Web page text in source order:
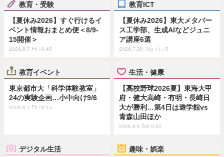
教育・受験
【夏休み2026】すぐ行けるイ
ベント情報おまとめ便＜8/9-
15開催＞
2026.8.7 Fri 19:45
教育ICT
【夏休み2026】東大メタバー
ス工学部、生成AIなどジュニ
ア講座6選
2026.7.30 Thu 11:15
教育イベント
東京都市大「科学体験教室」
24の実験企画…小中向け9/6
2026.8.7 Fri 18:15
生活・健康
【高校野球2026夏】東海大甲
府・健大高崎・有明・長崎日
大が勝利…第4日は遊学館vs
青森山田ほか
2026.8.8 Sat 9:52
デジタル生活 趣味・娯楽